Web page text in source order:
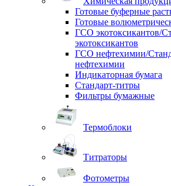
Готовые буферные
Готовые
ГСО экотоксикантов/
экотоксикантов
ГСО нефтехимии/
нефтехимии
Индикаторная бумага
Стандарт-титры
Фильтры бумажные
Термоблоки
Титраторы
Фотометры